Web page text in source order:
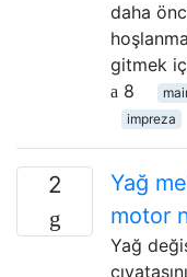
daha
gitmek
8
impreza
2
Yağ
motor
Yağ